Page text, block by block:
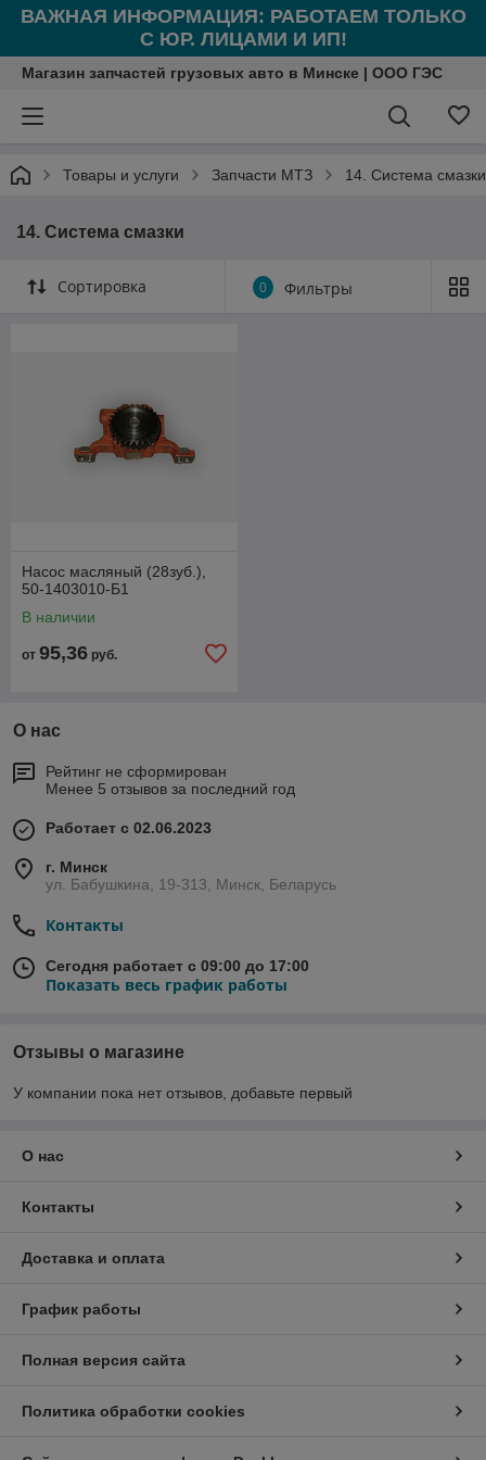
ВАЖНАЯ ИНФОРМАЦИЯ: РАБОТАЕМ ТОЛЬКО
С ЮР. ЛИЦАМИ И ИП!
Магазин запчастей грузовых авто в Минске | ООО ГЭС
Товары и услуги Запчасти МТЗ 14. Система смазки
14. Система смазки
Сортировка 0 Фильтры
Насос масляный (28зуб.),
50-1403010-Б1
В наличии
от 95,36 руб.
О нас
Рейтинг не сформирован
Менее 5 отзывов за последний год
Работает с 02.06.2023
г. Минск
ул. Бабушкина, 19-313, Минск, Беларусь
Контакты
Сегодня работает с 09:00 до 17:00
Показать весь график работы
Отзывы о магазине
У компании пока нет отзывов, добавьте первый
О нас
Контакты
Доставка и оплата
График работы
Полная версия сайта
Политика обработки cookies